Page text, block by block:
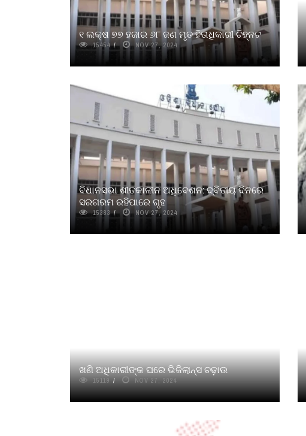
୧ ଲକ୍ଷ ୭୭ ହଜାର ୬୮ ଜଣ ମୃତ ହିତାଧିକାରୀ ଚିହ୍ନଟ
15454 NOV 27, 2024
ବିଧାନସଭା ଶୀତକାଳୀନ ଅଧିବେଶନ: ଦ୍ବିତୀୟ ଦିନରେ
ସରଗରମ ରହିପାରେ ଗୃହ
15383 NOV 27, 2024
ଖଣି ଅଧିକାରୀଙ୍କ ଘରେ ଭିଜିଲାନ୍ସ ଚଢ଼ାଉ
15119 NOV 27, 2024